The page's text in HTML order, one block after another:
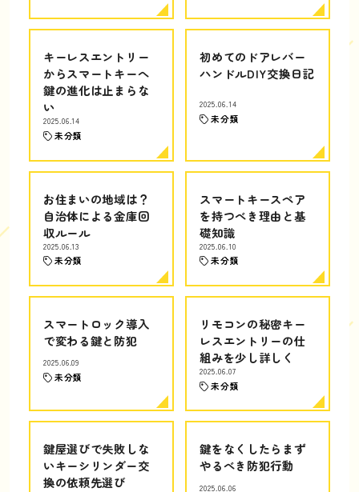
キーレスエントリー
からスマートキーへ
鍵の進化は止まらな
い
2025.06.14
未分類
初めてのドアレバー
ハンドルDIY交換日記
2025.06.14
未分類
お住まいの地域は？
自治体による金庫回
収ルール
2025.06.13
未分類
スマートキースペア
を持つべき理由と基
礎知識
2025.06.10
未分類
スマートロック導入
で変わる鍵と防犯
2025.06.09
未分類
リモコンの秘密キー
レスエントリーの仕
組みを少し詳しく
2025.06.07
未分類
鍵屋選びで失敗しな
いキーシリンダー交
換の依頼先選び
鍵をなくしたらまず
やるべき防犯行動
2025.06.06